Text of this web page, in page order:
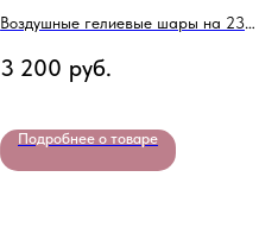
Воздушные гелиевые шары на 23
3 200 руб.
Подробнее о товаре